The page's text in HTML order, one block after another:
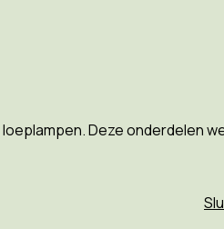
lampen.Deze onderdelen